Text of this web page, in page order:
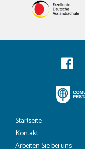
Startseite
Kontakt
Arbeiten Sie bei uns